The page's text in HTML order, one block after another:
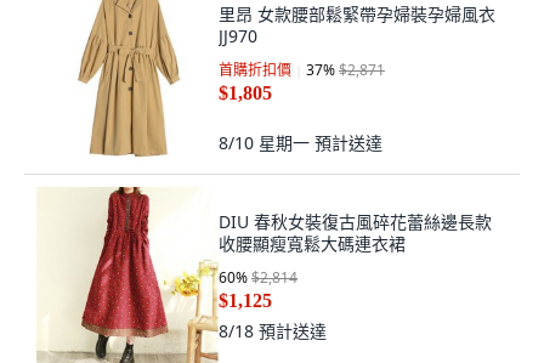
里昂 女款腰部鬆緊帶孕婦裝孕婦風衣
JJ970
首購折扣價 37%$2,871
$1,805
8/10 星期一 預計送達
DIU 春秋女裝復古風碎花蕾絲邊長款
收腰顯瘦寬鬆大碼連衣裙
60%$2,814
$1,125
8/18 預計送達